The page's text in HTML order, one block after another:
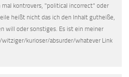
mal kontrovers, "political incorrect" oder
heißt nicht das ich den Inhalt gutheiße,
will oder sonstiges. Es ist ein meiner
kurioser/absurder/whatever Link